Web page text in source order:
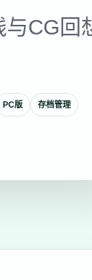
与CG回
PC版 存档管理